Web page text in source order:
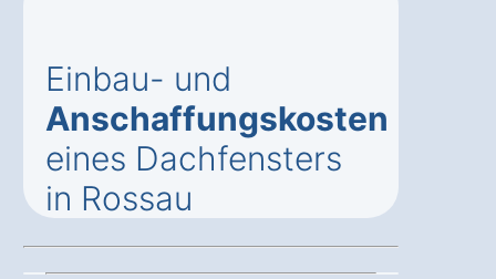
Einbau- und
Anschaffungskosten
eines Dachfensters
in Rossau